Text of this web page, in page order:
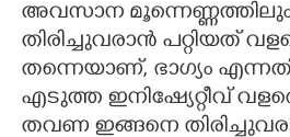
അവസാന
തിരിച്ചുവരാൻ പറ്റിയത്
തന്നെയാണ്,​ ഭാഗ്യം
എടുത്ത ഇനിഷ്യേറ്റീവ്
തവണ ഇങ്ങനെ